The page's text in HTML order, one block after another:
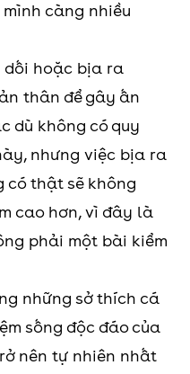
càng nhiều
dối hoặc bịa ra
thân để gây ấn
dù không có quy
nhưng việc bịa ra
có thật sẽ không
cao hơn, vì đây là
phải một bài kiểm
những sở thích cá
sống độc đáo của
nên tự nhiên nhất